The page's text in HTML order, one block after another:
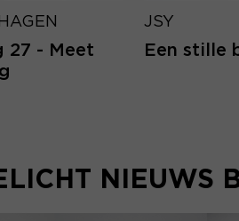
27 - Meet
JSY
Een stille
NIEUWS